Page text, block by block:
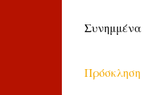
Συνημμένα
Πρόσκληση